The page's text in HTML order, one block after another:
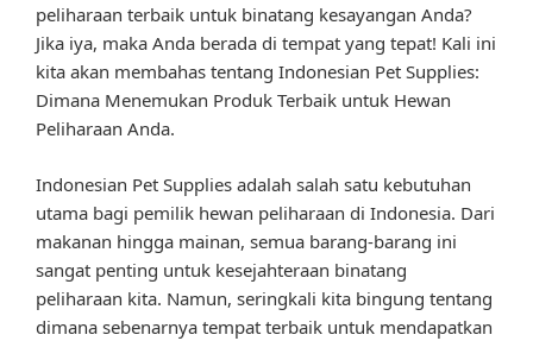
peliharaan terbaik untuk binatang kesayangan Anda?
Jika iya, maka Anda berada di tempat yang tepat! Kali ini
kita akan membahas tentang Indonesian Pet Supplies:
Dimana Menemukan Produk Terbaik untuk Hewan
Peliharaan Anda.
Indonesian Pet Supplies adalah salah satu kebutuhan
utama bagi pemilik hewan peliharaan di Indonesia. Dari
makanan hingga mainan, semua barang-barang ini
sangat penting untuk kesejahteraan binatang
peliharaan kita. Namun, seringkali kita bingung tentang
dimana sebenarnya tempat terbaik untuk mendapatkan